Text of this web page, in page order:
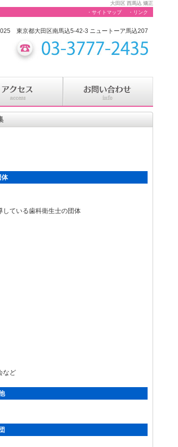
大田区 西馬込 矯正
・サイトマップ
・リンク
東京都大田区南馬込5-42-3 ニュートーア馬込207
体
している歯科衛生士の団体
など